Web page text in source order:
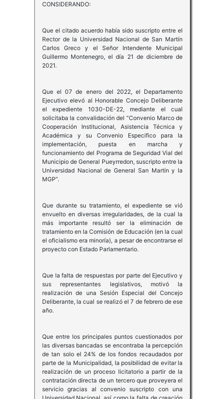
CONSIDERANDO:
Que el citado acuerdo había sido suscripto entre el
Rector de la Universidad Nacional de San Martín
Carlos Greco y el Señor Intendente Municipal
Guillermo Montenegro, el día 21 de diciembre de
2021.
Que el 07 de enero del 2022, el Departamento
Ejecutivo elevó al Honorable Concejo Deliberante
el expediente 1030-DE-22, mediante el cual
solicitaba la convalidación del “Convenio Marco de
Cooperación Institucional, Asistencia Técnica y
Académica y su Convenio Especifico para la
implementación, puesta en marcha y
funcionamiento del Programa de Seguridad Vial del
Municipio de General Pueyrredon, suscripto entre la
Universidad Nacional de General San Martín y la
MGP”.
Que durante su tratamiento, el expediente se vió
envuelto en diversas irregularidades, de la cual la
más importante resultó ser la eliminación de
tratamiento en la Comisión de Educación (en la cual
el oficialismo era minoría), a pesar de encontrarse el
proyecto con Estado Parlamentario.
Que la falta de respuestas por parte del Ejecutivo y
sus representantes legislativos, motivó la
realización de una Sesión Especial del Concejo
Deliberante, la cual se realizó el 7 de febrero de ese
año.
Que entre los principales puntos cuestionados por
las diversas bancadas se encontraba la percepción
de tan solo el 24% de los fondos recaudados por
parte de la Municipalidad, la posibilidad de evitar la
realización de un proceso licitatorio a partir de la
contratación directa de un tercero que proveyera el
servicio gracias al convenio suscripto con una